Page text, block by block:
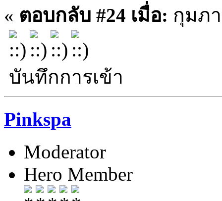
« ตอบกลับ #24 เมื่อ: กุมภา
บันทึกการเข้า
Pinkspa
Moderator
Hero Member